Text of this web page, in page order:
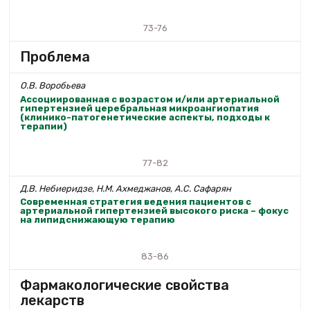
73-76
Проблема
О.В. Воробьева
Ассоциированная с возрастом и/или артериальной
гипертензией церебральная микроангиопатия
(клинико-патогенетические аспекты, подходы к
терапии)
77-82
Д.В. Небиеридзе, Н.М. Ахмеджанов, А.С. Сафарян
Современная стратегия ведения пациентов с
артериальной гипертензией высокого риска – фокус
на липидснижающую терапию
83-86
Фармакологические свойства
лекарств